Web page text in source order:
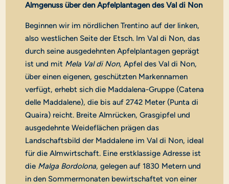
Almgenuss über den Apfelplantagen des Val di Non
Beginnen wir im nördlichen Trentino auf der linken,
also westlichen Seite der Etsch. Im Val di Non, das
durch seine ausgedehnten Apfelplantagen geprägt
ist und mit Mela Val di Non, Apfel des Val di Non,
über einen eigenen, geschützten Markennamen
verfügt, erhebt sich die Maddalena-Gruppe (Catena
delle Maddalene), die bis auf 2742 Meter (Punta di
Quaira) reicht. Breite Almrücken, Grasgipfel und
ausgedehnte Weideflächen prägen das
Landschaftsbild der Maddalene im Val di Non, ideal
für die Almwirtschaft. Eine erstklassige Adresse ist
die Malga Bordolona, gelegen auf 1830 Metern und
in den Sommermonaten bewirtschaftet von einer